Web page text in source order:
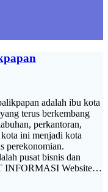
adalah ibu kota
terus berkembang
perkantoran,
ini menjadi kota
perekonomian.
pusat bisnis dan
INFORMASI Website…